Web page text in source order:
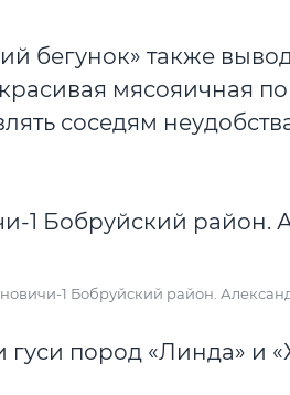
бегунок» также
мясояичная
соседям
1 Бобруйский район.
гуси пород «Линда» и